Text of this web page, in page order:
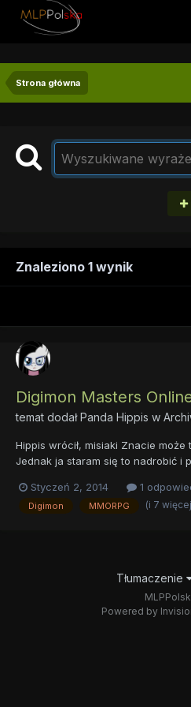
Strona główna
Znaleziono 1 wynik
Digimon Masters
temat dodałPanda Hippis w
Hippis wrócił, misiaki Znacie
Jednak ja staram się to nadrobić i
się, że naprawdę warto. Może
A teraz na poważnie. W związku...
Styczeń 2, 2014 1
Digimon MMORPG (i 7
Tłumaczenie
Powered by